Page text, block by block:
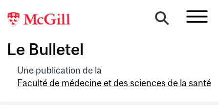
Le Bulletel
Une publication de la
Faculté de médecine et des sciences de la santé